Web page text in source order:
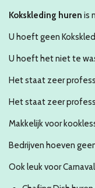
Kokskleding huren is
U hoeft geen
U hoeft het niet te
Het staat zeer
Het staat zeer
Makkelijk voor
Bedrijven hoeven
Ook leuk voor